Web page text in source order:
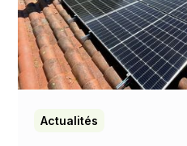
Actualités